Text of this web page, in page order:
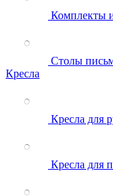
Комплекты
Столы
Кресла
Кресла для
Кресла для